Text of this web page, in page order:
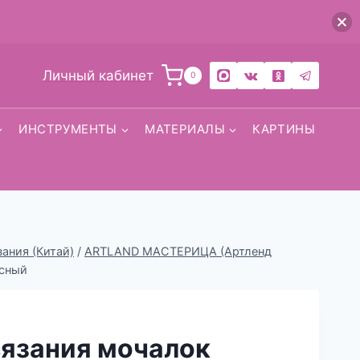
Личный кабинет 0
ИНСТРУМЕНТЫ МАТЕРИАЛЫ КАРТИНЫ
(Китай) / ARTLAND МАСТЕРИЦА (Артленд
мочалок